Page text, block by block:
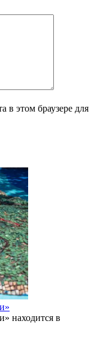
в этом браузере для
находится в